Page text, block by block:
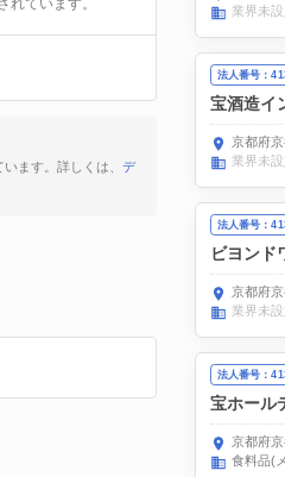
ています。
ます。詳しくは、 デ
業界未設
法人番号：
宝酒造イ
京都府
業界未設
法人番号：
ビヨンド
京都府
業界未設
法人番号：
宝ホール
京都府
食料品(